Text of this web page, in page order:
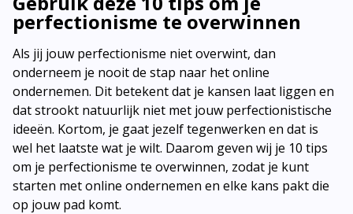
perfectionisme te overwinnen
Als jij jouw perfectionisme niet overwint, dan
onderneem je nooit de stap naar het online
ondernemen. Dit betekent dat je kansen laat liggen en
dat strookt natuurlijk niet met jouw perfectionistische
ideeën. Kortom, je gaat jezelf tegenwerken en dat is
wel het laatste wat je wilt. Daarom geven wij je 10 tips
om je perfectionisme te overwinnen, zodat je kunt
starten met online ondernemen en elke kans pakt die
op jouw pad komt.